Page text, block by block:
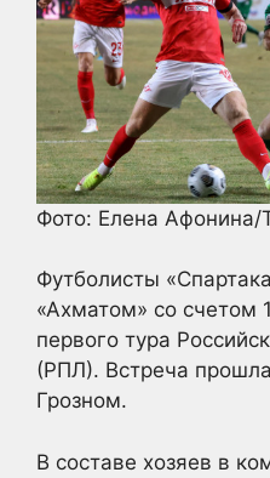
Фото: Елена
Футболисты
«Ахматом» со счетом
первого тура
(РПЛ). Встреча
Грозном.
В составе хозяев в